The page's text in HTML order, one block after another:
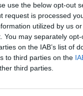
use the below opt-out
request is processed
utilized by us
You may separately
on the IAB’s list of
to third parties on the
third parties.